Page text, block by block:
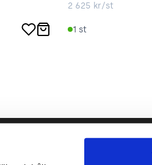
2 625 kr/st
1 st